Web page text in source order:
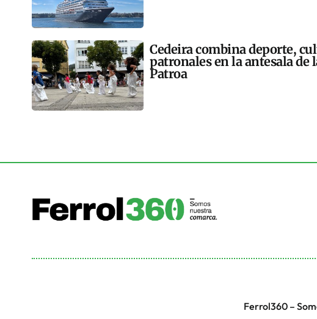
Cedeira combina deporte,
patronales en la antesala de
Patroa
Ferrol360 –